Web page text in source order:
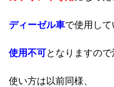
ディーゼル車で使用し
使用不可となりますの
使い方は以前同様、